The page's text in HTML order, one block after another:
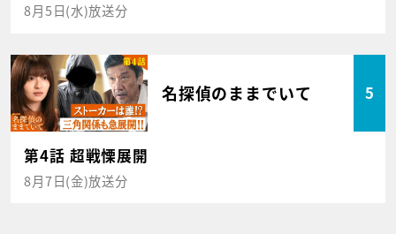
8月5日(水)放送分
名探偵のままでいて 5
第4話 超戦慄展開
8月7日(金)放送分